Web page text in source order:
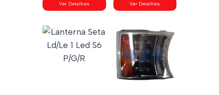
Ver Detalhes Ver Detalhes